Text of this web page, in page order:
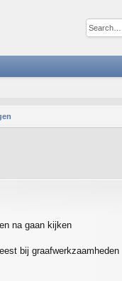
na gaan kijken
bij graafwerkzaamheden